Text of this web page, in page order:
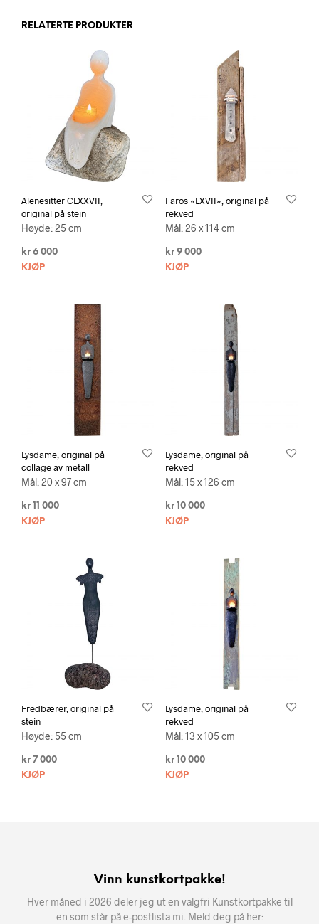
RELATERTE PRODUKTER
Alenesitter CLXXVII,
original på stein
Høyde: 25 cm
kr 6 000
KJØP
Faros «LXVII», original på
rekved
Mål: 26 x 114 cm
kr9 000
KJØP
Lysdame, original på
collage av metall
Mål: 20 x 97 cm
kr 11 000
KJØP
Lysdame, original på
rekved
Mål: 15 x 126 cm
kr10 000
KJØP
Fredbærer, original på
stein
Høyde: 55 cm
kr 7 000
KJØP
Lysdame, original på
rekved
Mål: 13 x 105 cm
kr10 000
KJØP
Vinn kunstkortpakke!
Hver måned i 2026 deler jeg ut en valgfri Kunstkortpakke til
en som står på e-postlista mi. Meld deg på her: